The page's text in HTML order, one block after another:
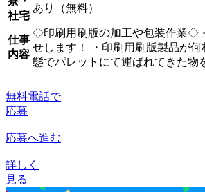
社宅
あり（無料）
仕事
内容
◇印刷用刷版の加工や包装作業◇
せします！ ・印刷用刷版製品が
態でパレットにて運ばれてきた物
無料電話で
応募
応募へ進む
詳しく
見る